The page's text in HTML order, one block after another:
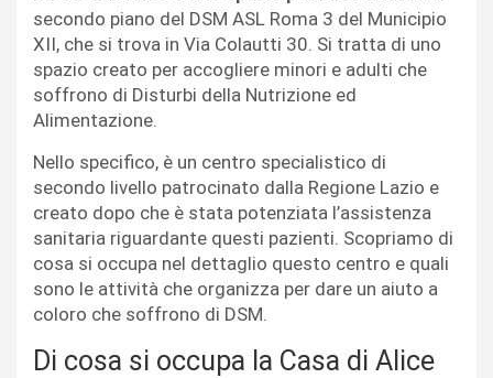
secondo piano del DSM ASL Roma 3 del Municipio
XII, che si trova in Via Colautti 30. Si tratta di uno
spazio creato per accogliere minori e adulti che
soffrono di Disturbi della Nutrizione ed
Alimentazione.
Nello specifico, è un centro specialistico di
secondo livello patrocinato dalla Regione Lazio e
creato dopo che è stata potenziata l’assistenza
sanitaria riguardante questi pazienti. Scopriamo di
cosa si occupa nel dettaglio questo centro e quali
sono le attività che organizza per dare un aiuto a
coloro che soffrono di DSM.
Di cosa si occupa la Casa di Alice